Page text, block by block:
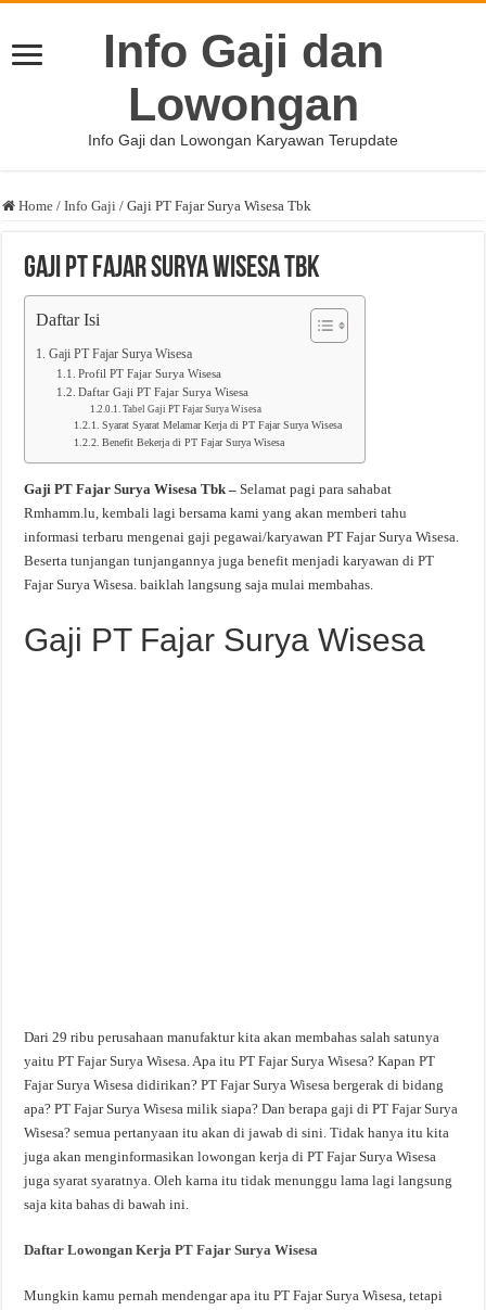
Info Gaji dan
Lowongan
Info Gaji dan Lowongan Karyawan Terupdate
Home / Info Gaji / Gaji PT Fajar Surya Wisesa Tbk
Gaji PT Fajar Surya Wisesa Tbk
Daftar Isi
Gaji PT Fajar Surya Wisesa
Profil PT Fajar Surya Wisesa
Daftar Gaji PT Fajar Surya Wisesa
Tabel Gaji PT Fajar Surya Wisesa
Syarat Syarat Melamar Kerja di PT Fajar Surya Wisesa
Benefit Bekerja di PT Fajar Surya Wisesa
Gaji PT Fajar Surya Wisesa Tbk –Selamat pagi para sahabat
Rmhamm.lu, kembali lagi bersama kami yang akan memberi tahu
informasi terbaru mengenai gaji pegawai/karyawan PT Fajar Surya Wisesa.
Beserta tunjangan tunjangannya juga benefit menjadi karyawan di PT
Fajar Surya Wisesa. baiklah langsung saja mulai membahas.
Gaji PT Fajar Surya Wisesa
Dari 29 ribu perusahaan manufaktur kita akan membahas salah satunya
yaitu PT Fajar Surya Wisesa. Apa itu PT Fajar Surya Wisesa? Kapan PT
Fajar Surya Wisesa didirikan? PT Fajar Surya Wisesa bergerak di bidang
apa? PT Fajar Surya Wisesa milik siapa? Dan berapa gaji di PT Fajar Surya
Wisesa? semua pertanyaan itu akan di jawab di sini. Tidak hanya itu kita
juga akan menginformasikan lowongan kerja di PT Fajar Surya Wisesa
juga syarat syaratnya. Oleh karna itu tidak menunggu lama lagi langsung
saja kita bahas di bawah ini.
Daftar Lowongan Kerja PT Fajar Surya Wisesa
Mungkin kamu pernah mendengar apa itu PT Fajar Surya Wisesa, tetapi